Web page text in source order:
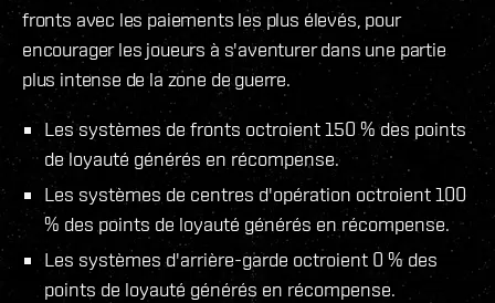
fronts avec les paiements les plus élevés, pour
encourager les joueurs à s'aventurer dans une partie
plus intense de la zone de guerre.
Les systèmes de fronts octroient 150 % des points
de loyauté générés en récompense.
Les systèmes de centres d'opération octroient 100
% des points de loyauté générés en récompense.
Les systèmes d'arrière-garde octroient 0 % des
points de loyauté générés en récompense.